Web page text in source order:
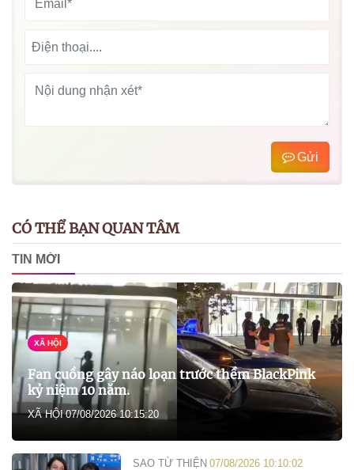
Gửi
CÓ THỂ BẠN QUAN TÂM
TIN MỚI
XÃ HỘI
Fan cuồng gây náo loạn trước thềm BlackPink
kỷ niệm 10 năm.
XÃ HỘI 07/08/2026 10:15:20
SAO TỪ THIỆN 07/08/2026 10:10:02